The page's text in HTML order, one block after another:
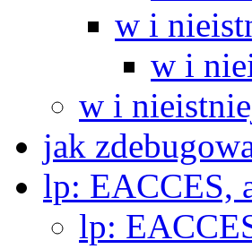
w i
w i
w i
jak
lp: EACCES,
lp: